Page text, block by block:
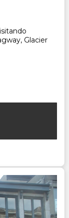
Glacier